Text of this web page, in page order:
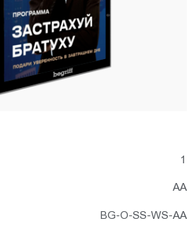
1
АА
BG-O-SS-WS-AA